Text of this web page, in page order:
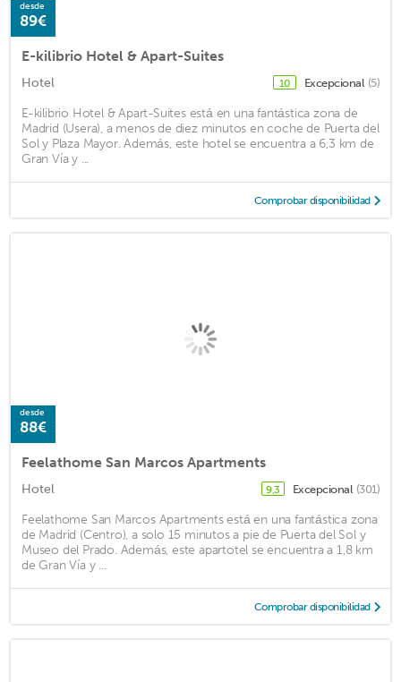
desde
89€
E-kilibrio Hotel & Apart-Suites
Hotel 10 Excepcional (5)
E-kilibrio Hotel & Apart-Suites está en una fantástica zona de
Madrid (Usera), a menos de diez minutos en coche de Puerta del
Sol y Plaza Mayor. Además, este hotel se encuentra a 6,3 km de
Gran Vía y ...
Comprobar disponibilidad
desde
88€
Feelathome San Marcos Apartments
Hotel 9,3 Excepcional (301)
Feelathome San Marcos Apartments está en una fantástica zona
de Madrid (Centro), a solo 15 minutos a pie de Puerta del Sol y
Museo del Prado. Además, este apartotel se encuentra a 1,8 km
de Gran Vía y ...
Comprobar disponibilidad